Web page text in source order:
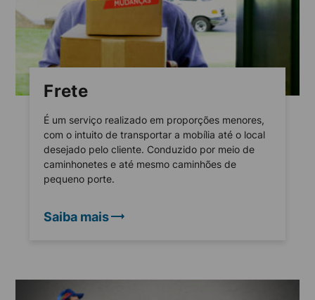
Frete
É um serviço realizado em proporções menores,
com o intuito de transportar a mobília até o local
desejado pelo cliente. Conduzido por meio de
caminhonetes e até mesmo caminhões de
pequeno porte.
Saiba mais